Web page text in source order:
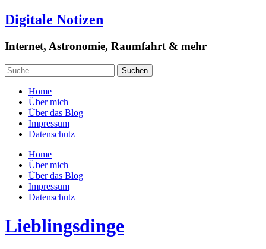
Digitale Notizen
Internet, Astronomie, Raumfahrt & mehr
Home
Über mich
Über das Blog
Impressum
Datenschutz
Home
Über mich
Über das Blog
Impressum
Datenschutz
Lieblingsdinge